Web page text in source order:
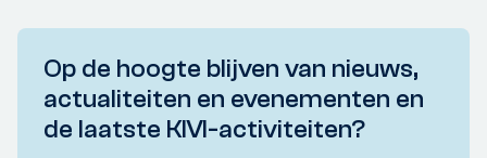
Op de hoogte blijven van nieuws,
actualiteiten en evenementen en
de laatste KIVI-activiteiten?